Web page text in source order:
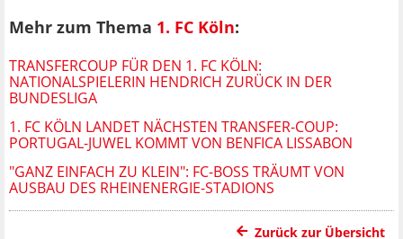
Mehr zum Thema 1. FC Köln:
TRANSFERCOUP FÜR DEN 1. FC KÖLN:
NATIONALSPIELERIN HENDRICH ZURÜCK IN DER
BUNDESLIGA
1. FC KÖLN LANDET NÄCHSTEN TRANSFER-COUP:
PORTUGAL-JUWEL KOMMT VON BENFICA LISSABON
"GANZ EINFACH ZU KLEIN": FC-BOSS TRÄUMT VON
AUSBAU DES RHEINENERGIE-STADIONS
Zurück zur Übersicht